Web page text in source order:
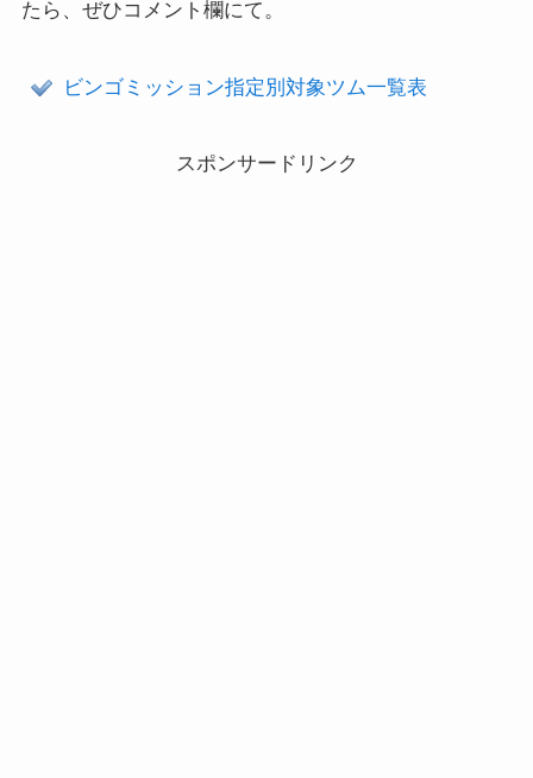
たら、ぜひコメント欄にて。
ビンゴミッション指定別対象ツム一覧表
スポンサードリンク